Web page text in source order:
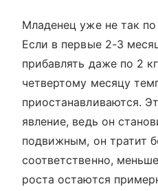
Младенец уже не так
Если в первые 2-3
прибавлять даже по 2
четвертому месяцу
приостанавливаются.
явление, ведь он
подвижным, он тратит
соответственно,
роста остаются